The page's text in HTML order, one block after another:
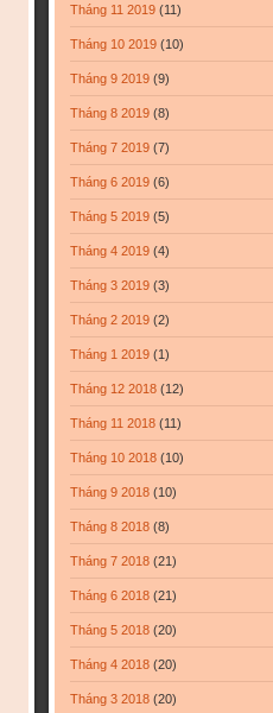
Tháng 11 2019 (11)
Tháng 10 2019 (10)
Tháng 9 2019 (9)
Tháng 8 2019 (8)
Tháng 7 2019 (7)
Tháng 6 2019 (6)
Tháng 5 2019 (5)
Tháng 4 2019 (4)
Tháng 3 2019 (3)
Tháng 2 2019 (2)
Tháng 1 2019 (1)
Tháng 12 2018 (12)
Tháng 11 2018 (11)
Tháng 10 2018 (10)
Tháng 9 2018 (10)
Tháng 8 2018 (8)
Tháng 7 2018 (21)
Tháng 6 2018 (21)
Tháng 5 2018 (20)
Tháng 4 2018 (20)
Tháng 3 2018 (20)